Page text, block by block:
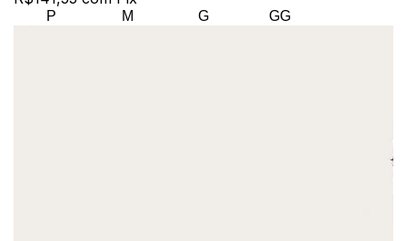
P M G GG